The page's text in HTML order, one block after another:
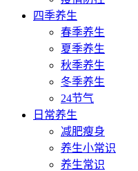
四季养生
春季养生
夏季养生
秋季养生
冬季养生
24节气
日常养生
减肥瘦身
养生小常识
养生常识